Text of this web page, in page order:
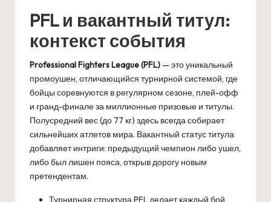
PFL и вакантный титул:
контекст события
Professional Fighters League (PFL) — это уникальный
промоушен, отличающийся турнирной системой, где
бойцы соревнуются в регулярном сезоне, плей-офф
и гранд-финале за миллионные призовые и титулы.
Полусредний вес (до 77 кг) здесь всегда собирает
сильнейших атлетов мира. Вакантный статус титула
добавляет интриги: предыдущий чемпион либо ушел,
либо был лишен пояса, открыв дорогу новым
претендентам.
Турнирная структура PFL делает каждый бой